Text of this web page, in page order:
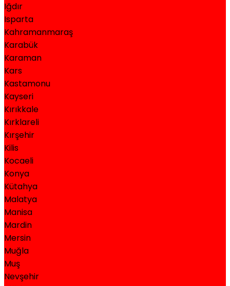
Iğdır
Isparta
Kahramanmaraş
Karabük
Karaman
Kars
Kastamonu
Kayseri
Kırıkkale
Kırklareli
Kırşehir
Kilis
Kocaeli
Konya
Kütahya
Malatya
Manisa
Mardin
Mersin
Muğla
Muş
Nevşehir